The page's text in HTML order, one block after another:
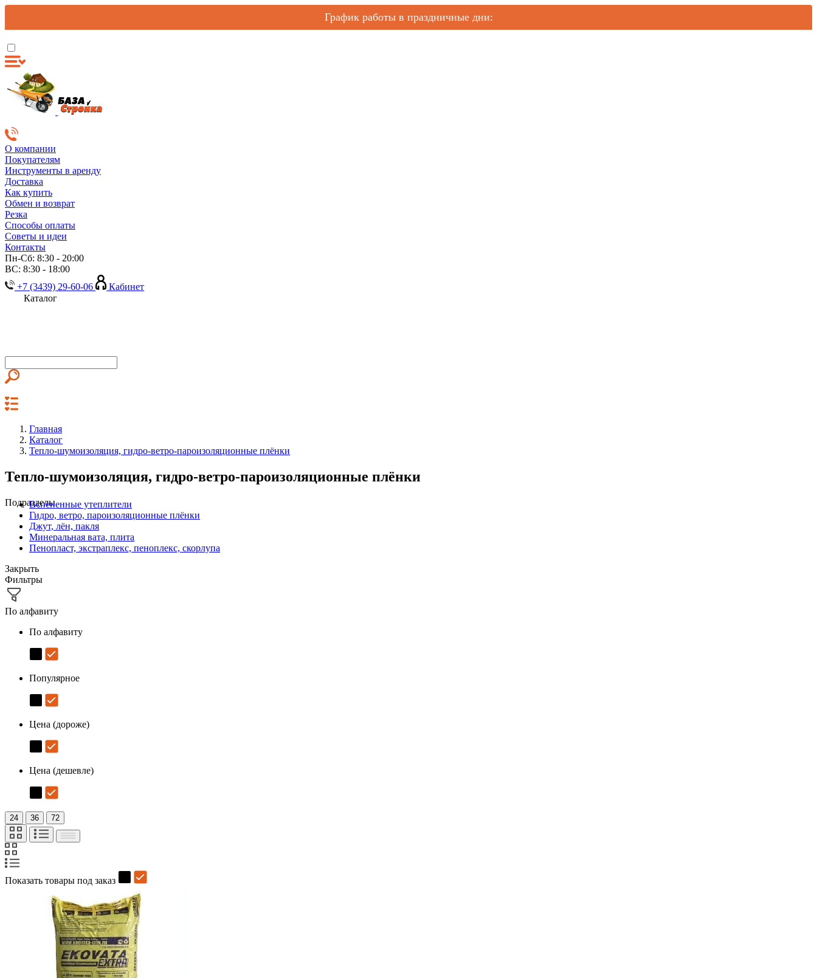
График работы в праздничные дни:
О компании
Покупателям
Инструменты в аренду
Доставка
Как купить
Обмен и возврат
Резка
Способы оплаты
Советы и идеи
Контакты
Пн-Сб: 8:30 - 20:00
ВС: 8:30 - 18:00
+7 (3439) 29-60-06
Кабинет
Каталог
Главная
Каталог
Тепло-шумоизоляция, гидро-ветро-пароизоляционные плёнки
Тепло-шумоизоляция, гидро-ветро-пароизоляционные плёнки
ПодразделыВспененные утеплители
Гидро, ветро, пароизоляционные плёнки
Джут, лён, пакля
Минеральная вата, плита
Пенопласт, экстраплекс, пеноплекс, скорлупа
Закрыть
Фильтры
По алфавиту
По алфавиту
Популярное
Цена (дороже)
Цена (дешевле)
24 36 72
Показать товары под заказ